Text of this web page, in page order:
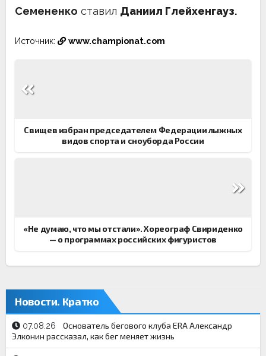
Семененко ставил Даниил Глейхенгауз.
Источник: www.championat.com
по
Свищев избран председателем Федерации лыжных
видов спорта и сноуборда России
«Не думаю, что мы отстали». Хореограф Свириденко
— о программах российских фигуристов
Новости. Кратко
07.08.26
Основатель бегового клуба ERA Александр
Элконин рассказал, как бег меняет жизнь